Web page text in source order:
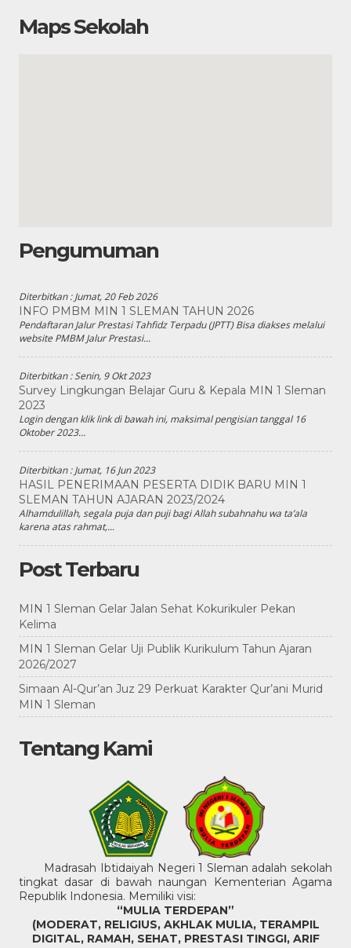
Maps Sekolah
Pengumuman
Diterbitkan :Jumat, 20 Feb 2026
INFO PMBM MIN 1 SLEMAN TAHUN 2026
Pendaftaran Jalur Prestasi Tahfidz Terpadu (JPTT) Bisa diakses melalui
website PMBM Jalur Prestasi...
Diterbitkan :Senin, 9 Okt 2023
Survey Lingkungan Belajar Guru & Kepala MIN 1 Sleman
2023
Login dengan klik link di bawah ini, maksimal pengisian tanggal 16
Oktober 2023...
Diterbitkan :Jumat, 16 Jun 2023
HASIL PENERIMAAN PESERTA DIDIK BARU MIN 1
SLEMAN TAHUN AJARAN 2023/2024
Alhamdulillah, segala puja dan puji bagi Allah subahnahu wa ta’ala
karena atas rahmat,...
Post Terbaru
MIN 1 Sleman Gelar Jalan Sehat Kokurikuler Pekan
Kelima
MIN 1 Sleman Gelar Uji Publik Kurikulum Tahun Ajaran
2026/2027
Simaan Al-Qur’an Juz 29 Perkuat Karakter Qur’ani Murid
MIN 1 Sleman
Tentang Kami
Madrasah Ibtidaiyah Negeri 1 Sleman adalah sekolah
tingkat dasar di bawah naungan Kementerian Agama
Republik Indonesia. Memiliki visi:
“MULIA TERDEPAN”
(MODERAT, RELIGIUS, AKHLAK MULIA, TERAMPIL
DIGITAL, RAMAH, SEHAT, PRESTASI TINGGI, ARIF